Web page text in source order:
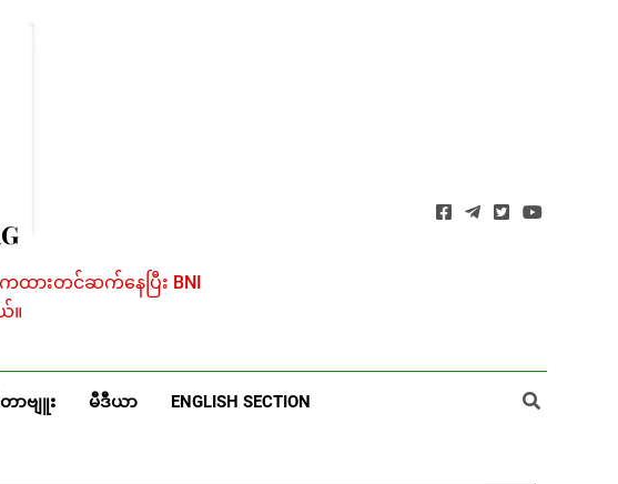
ထားတင်ဆက်နေပြီး BNI
။
ာဗျူး မီဒီယာ ENGLISH SECTION